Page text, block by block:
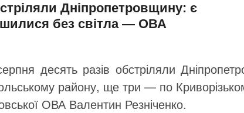
Дніпропетровщину: є
без світла — ОВА
десять разів обстріляли
району, ще три — по
ОВА Валентин Резніченко.